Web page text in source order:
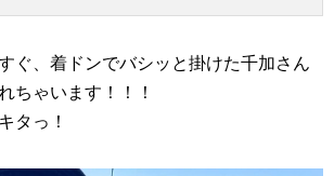
ぐ、着ドンでバシッと掛けた千加さん
ちゃいます！！！
タっ！